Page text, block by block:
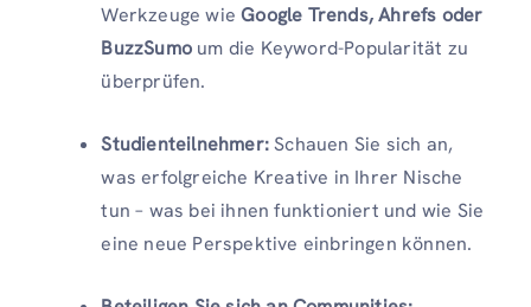
Werkzeuge wieGoogle Trends, Ahrefs oder
BuzzSumo um die Keyword-Popularität zu
überprüfen.
Studienteilnehmer:Schauen Sie sich an,
was erfolgreiche Kreative in Ihrer Nische
tun – was bei ihnen funktioniert und wie Sie
eine neue Perspektive einbringen können.